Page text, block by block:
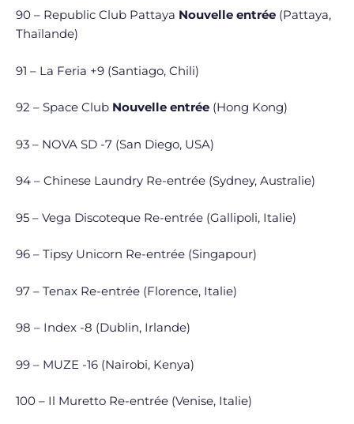
90 – Republic Club Pattaya Nouvelle entrée (Pattaya,
Thaïlande)
91 – La Feria +9 (Santiago, Chili)
92 – Space Club Nouvelle entrée (Hong Kong)
93 – NOVA SD -7 (San Diego, USA)
94 – Chinese Laundry Re-entrée (Sydney, Australie)
95 – Vega Discoteque Re-entrée (Gallipoli, Italie)
96 – Tipsy Unicorn Re-entrée (Singapour)
97 – Tenax Re-entrée (Florence, Italie)
98 – Index -8 (Dublin, Irlande)
99 – MUZE -16 (Nairobi, Kenya)
100 – Il Muretto Re-entrée (Venise, Italie)